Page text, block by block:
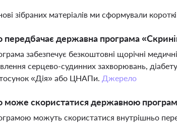
зібраних матеріалів ми сформували
державна програма
забезпечує безкоштовні щорічні
серцево-судинних захворювань,
«Дія» або ЦНАПи. Джерело
може скористатися державною
можуть скористатися внутрішньо